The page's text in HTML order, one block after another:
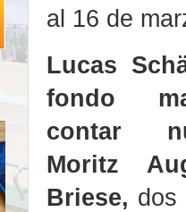
al 16 de
Lucas
fondo
contar
Moritz
Briese, dos